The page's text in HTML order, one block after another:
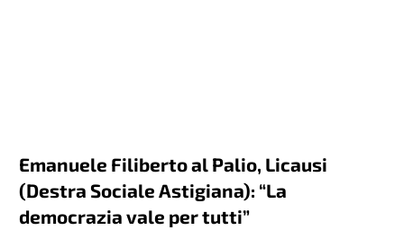
Emanuele Filiberto al Palio, Licausi
(Destra Sociale Astigiana): “La
democrazia vale per tutti”